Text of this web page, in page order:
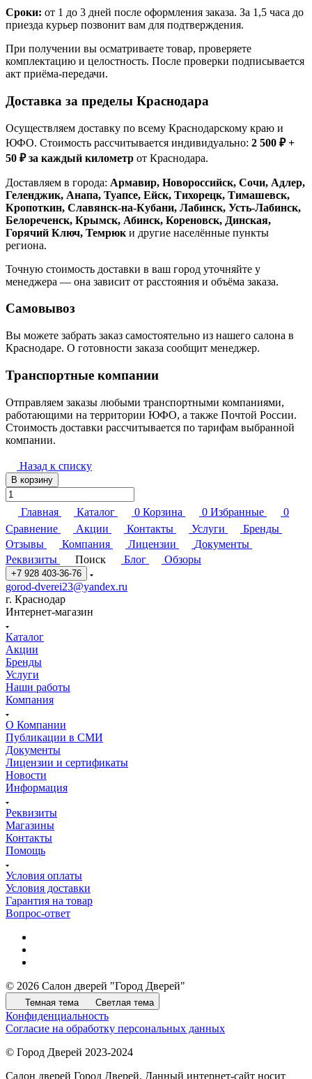
Сроки: от 1 до 3 дней после оформления заказа. За 1,5 часа до
приезда курьер позвонит вам для подтверждения.
При получении вы осматриваете товар, проверяете
комплектацию и целостность. После проверки подписывается
акт приёма-передачи.
Доставка за пределы Краснодара
Осуществляем доставку по всему Краснодарскому краю и
ЮФО. Стоимость рассчитывается индивидуально: 2 500 ₽ +
50 ₽ за каждый километр от Краснодара.
Доставляем в города: Армавир, Новороссийск, Сочи, Адлер,
Геленджик, Анапа, Туапсе, Ейск, Тихорецк, Тимашевск,
Кропоткин, Славянск-на-Кубани, Лабинск, Усть-Лабинск,
Белореченск, Крымск, Абинск, Кореновск, Динская,
Горячий Ключ, Темрюк и другие населённые пункты
региона.
Точную стоимость доставки в ваш город уточняйте у
менеджера — она зависит от расстояния и объёма заказа.
Самовывоз
Вы можете забрать заказ самостоятельно из нашего салона в
Краснодаре. О готовности заказа сообщит менеджер.
Транспортные компании
Отправляем заказы любыми транспортными компаниями,
работающими на территории ЮФО, а также Почтой России.
Стоимость доставки рассчитывается по тарифам выбранной
компании.
Назад к списку
В корзину
Главная Каталог 0 Корзина 0 Избранные
0
Сравнение
Акции Контакты Услуги
Бренды
Отзывы
Компания Лицензии
Документы
Реквизиты
Поиск Блог Обзоры
+7 928 403-36-76
gorod-dverei23@yandex.ru
г. Краснодар
Интернет-магазин
Каталог
Акции
Бренды
Услуги
Наши работы
Компания
О Компании
Публикации в СМИ
Документы
Лицензии и сертификаты
Новости
Информация
Реквизиты
Магазины
Контакты
Помощь
Условия оплаты
Условия доставки
Гарантия на товар
Вопрос-ответ
© 2026 Салон дверей "Город Дверей"
Темная тема Светлая тема
Конфиденциальность
Согласие на обработку персональных данных
© Город Дверей 2023-2024
Салон дверей Город Дверей. Данный интернет-сайт носит